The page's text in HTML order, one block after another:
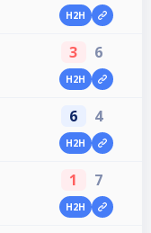
H2H
3 6
H2H
6 4
H2H
1 7
H2H